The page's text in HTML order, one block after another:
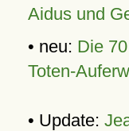
Aidus und
• neu: Die
Toten-
• Update: